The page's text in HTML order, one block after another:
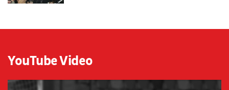
YouTube Video